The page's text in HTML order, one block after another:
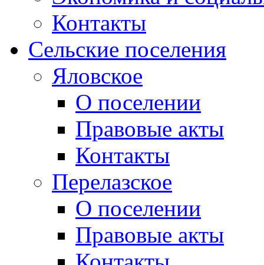
Контакты
Сельские поселения
Яловское
О поселении
Правовые акты
Контакты
Перелазское
О поселении
Правовые акты